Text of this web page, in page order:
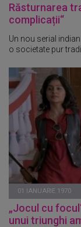
Răsturnarea
complicații“
Un nou serial
o societate pur
01 IANUARIE 1970
„Jocul cu
unui triunghi